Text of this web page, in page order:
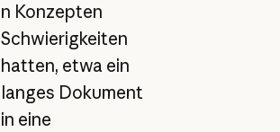
n Konzepten
Schwierigkeiten
hatten, etwa ein
langes Dokument
in eine